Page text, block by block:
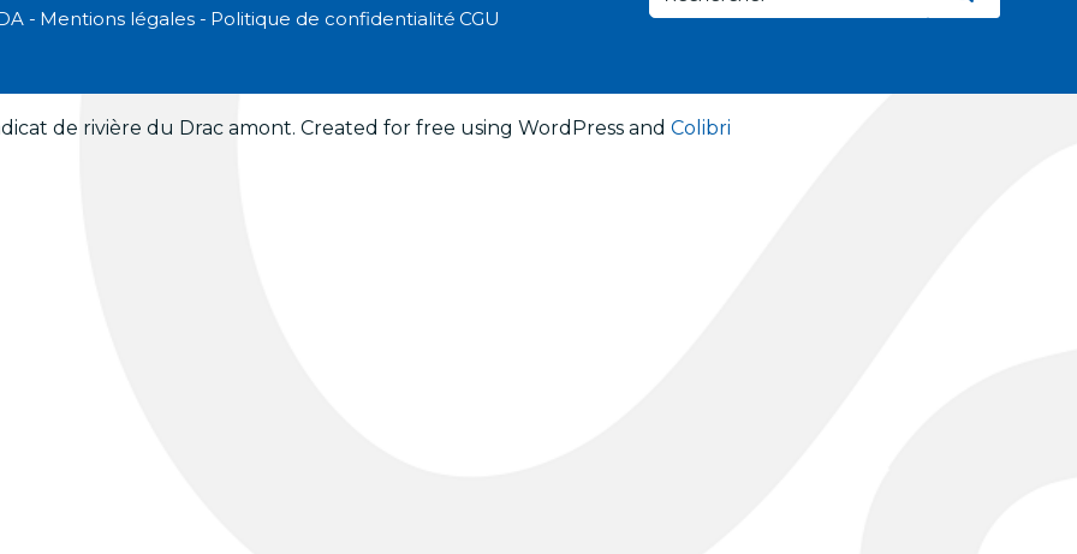
- Mentions légales - Politique de confidentialité CGU
de rivière du Drac amont. Created for free using WordPress and Colibri